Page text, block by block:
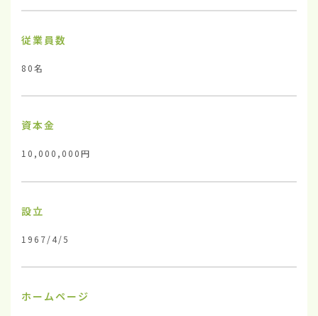
従業員数
80名
資本金
10,000,000円
設立
1967/4/5
ホームページ